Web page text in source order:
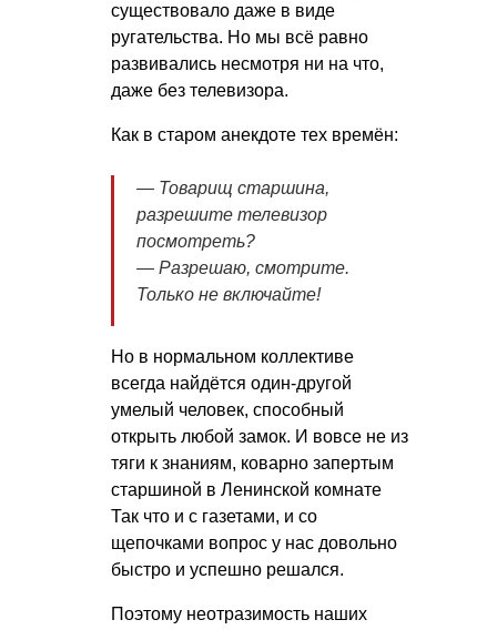
существовало даже в виде
ругательства. Но мы всё равно
развивались несмотря ни на что,
даже без телевизора.
Как в старом анекдоте тех времён:
— Товарищ старшина,
разрешите телевизор
посмотреть?
— Разрешаю, смотрите.
Только не включайте!
Но в нормальном коллективе
всегда найдётся один-другой
умелый человек, способный
открыть любой замок. И вовсе не из
тяги к знаниям, коварно запертым
старшиной в Ленинской комнате
Так что и с газетами, и со
щепочками вопрос у нас довольно
быстро и успешно решался.
Поэтому неотразимость наших